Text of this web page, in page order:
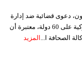
دعوى قضائية ضد إدارة
دونالد ترمب، الاثنين، على خلفية فرضه رسوماً جمركية على 60 دولة، معتبرة أن
الصحافة ا... المزيد